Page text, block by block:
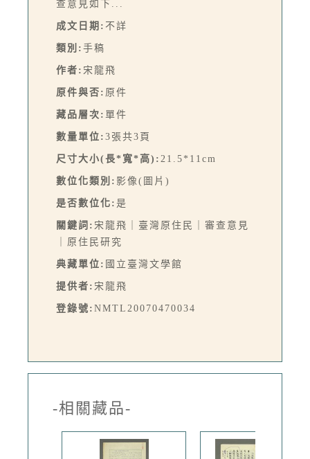
查意見如下...
成文日期: 不詳
類別: 手稿
作者: 宋龍飛
原件與否: 原件
藏品層次: 單件
數量單位: 3張共3頁
尺寸大小(長*寬*高): 21.5*11cm
數位化類別: 影像(圖片)
是否數位化: 是
關鍵詞: 宋龍飛｜臺灣原住民｜審查意見
｜原住民研究
典藏單位: 國立臺灣文學館
提供者: 宋龍飛
登錄號: NMTL20070470034
-相關藏品-